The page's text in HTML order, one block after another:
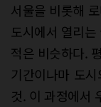
서울을 비롯해
도시에서 열리
적은 비슷하다.
기간이나마 도
것. 이 과정에서